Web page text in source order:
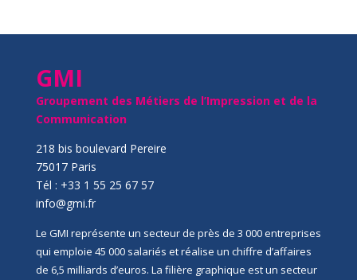
GMI
Groupement des Métiers de l’Impression et de la
Communication
218 bis boulevard Pereire
75017 Paris
Tél : +33 1 55 25 67 57
info@gmi.fr
Le GMI représente un secteur de près de 3 000 entreprises
qui emploie 45 000 salariés et réalise un chiffre d’affaires
de 6,5 milliards d’euros. La filière graphique est un secteur